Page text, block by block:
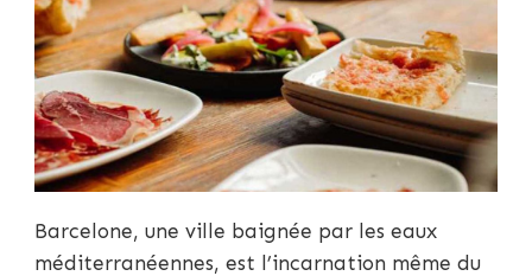
Barcelone, une ville baignée par les eaux
méditerranéennes, est l’incarnation même du